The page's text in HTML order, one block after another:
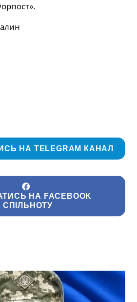
НА TELEGRAM КАНАЛ
НА FACEBOOK
СПІЛЬНОТУ